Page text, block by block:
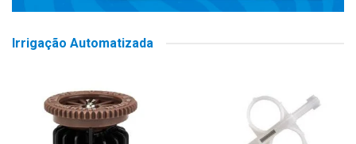
Irrigação Automatizada